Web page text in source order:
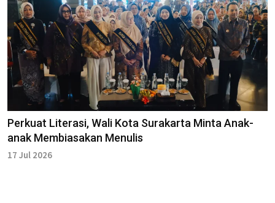
Perkuat Literasi, Wali Kota Surakarta Minta Anak-
anak Membiasakan Menulis
17 Jul 2026